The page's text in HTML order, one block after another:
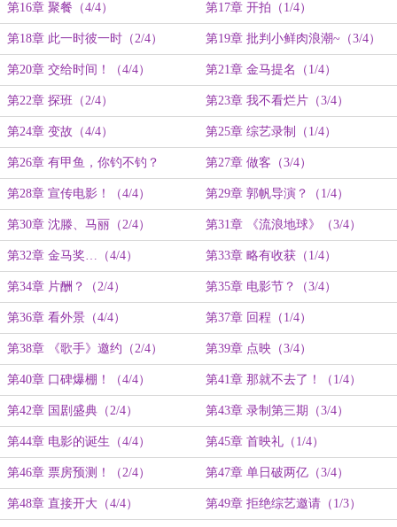
第16章 聚餐（4/4） 第17章 开拍（1/4）
第18章 此一时彼一时（2/4） 第19章 批判小鲜肉浪潮~（3/4）
第20章 交给时间！（4/4） 第21章 金马提名（1/4）
第22章 探班（2/4） 第23章 我不看烂片（3/4）
第24章 变故（4/4） 第25章 综艺录制（1/4）
第26章 有甲鱼，你钓不钓？
（2/4）
第27章 做客（3/4）
第28章 宣传电影！（4/4） 第29章 郭帆导演？（1/4）
第30章 沈滕、马丽（2/4） 第31章 《流浪地球》（3/4）
第32章 金马奖…（4/4） 第33章 略有收获（1/4）
第34章 片酬？（2/4） 第35章 电影节？（3/4）
第36章 看外景（4/4） 第37章 回程（1/4）
第38章 《歌手》邀约（2/4） 第39章 点映（3/4）
第40章 口碑爆棚！（4/4） 第41章 那就不去了！（1/4）
第42章 国剧盛典（2/4） 第43章 录制第三期（3/4）
第44章 电影的诞生（4/4） 第45章 首映礼（1/4）
第46章 票房预测！（2/4） 第47章 单日破两亿（3/4）
第48章 直接开大（4/4） 第49章 拒绝综艺邀请（1/3）